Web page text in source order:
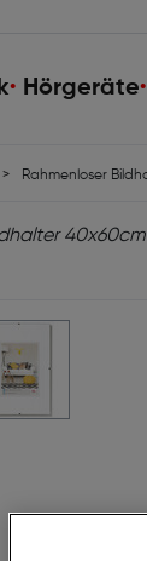
Hörgeräte
Rahmenloser